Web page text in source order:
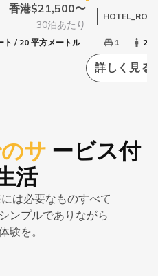
香港$21,500〜
30泊あたり
ト / 20 平方メートル 1 2
詳しく見る
サ ービス付
活
は必要なものすべて
ンプルでありながら
験を。